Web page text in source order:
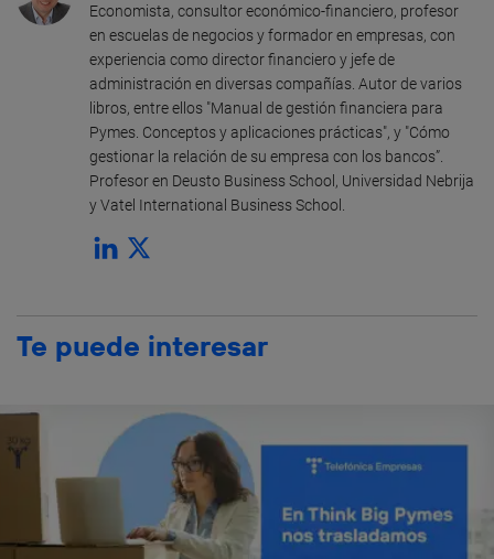
Economista, consultor económico-financiero, profesor
en escuelas de negocios y formador en empresas, con
experiencia como director financiero y jefe de
administración en diversas compañías. Autor de varios
libros, entre ellos "Manual de gestión financiera para
Pymes. Conceptos y aplicaciones prácticas", y "Cómo
gestionar la relación de su empresa con los bancos”.
Profesor en Deusto Business School, Universidad Nebrija
y Vatel International Business School.
Te puede interesar